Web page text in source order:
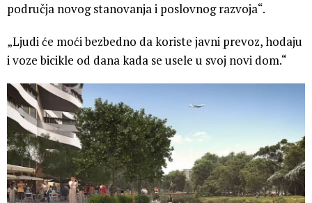
područja novog stanovanja i poslovnog razvoja“.
„Ljudi će moći bezbedno da koriste javni prevoz, hodaju
i voze bicikle od dana kada se usele u svoj novi dom.“